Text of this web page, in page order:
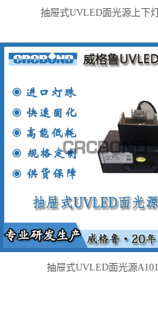
抽屉式UVLED面光源上下
抽屉式UVLED面光源